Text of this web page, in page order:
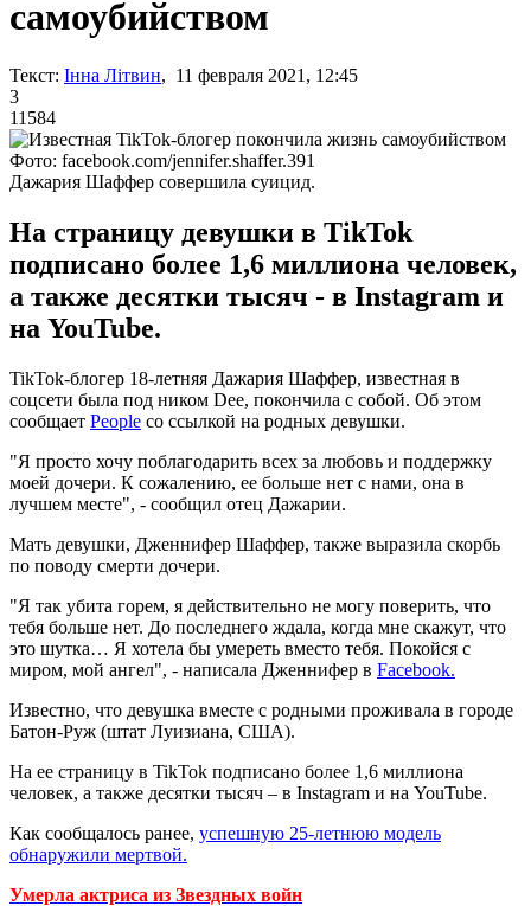
самоубийством
Текст: Інна Літвин, 11 февраля 2021, 12:45
3
11584
Фото: facebook.com/jennifer.shaffer.391
Дажария Шаффер совершила суицид.
На страницу девушки в TikTok
подписано более 1,6 миллиона человек,
а также десятки тысяч - в Instagram и
на YouTube.
TikTok-блогер 18-летняя Дажария Шаффер, известная в
соцсети была под ником Dee, покончила с собой. Об этом
сообщает People со ссылкой на родных девушки.
"Я просто хочу поблагодарить всех за любовь и поддержку
моей дочери. К сожалению, ее больше нет с нами, она в
лучшем месте", - сообщил отец Дажарии.
Мать девушки, Дженнифер Шаффер, также выразила скорбь
по поводу смерти дочери.
"Я так убита горем, я действительно не могу поверить, что
тебя больше нет. До последнего ждала, когда мне скажут, что
это шутка… Я хотела бы умереть вместо тебя. Покойся с
миром, мой ангел", - написала Дженнифер в Facebook.
Известно, что девушка вместе с родными проживала в городе
Батон-Руж (штат Луизиана, США).
На ее страницу в TikTok подписано более 1,6 миллиона
человек, а также десятки тысяч – в Instagram и на YouTube.
Как сообщалось ранее, успешную 25-летнюю модель
обнаружили мертвой.
Умерла актриса из Звездных войн